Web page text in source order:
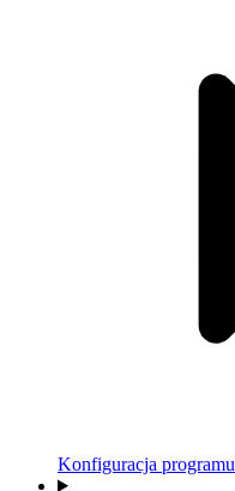
Konfiguracja programu